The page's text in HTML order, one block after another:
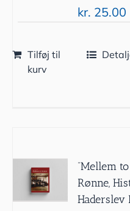
kr. 25.00
Tilføj til
kurv
”Mellem
Rønne,
Haderslev